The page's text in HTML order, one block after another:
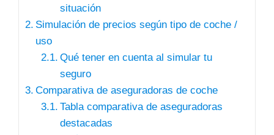
situación
Simulación de precios según tipo de coche /
uso
Qué tener en cuenta al simular tu
seguro
Comparativa de aseguradoras de coche
Tabla comparativa de aseguradoras
destacadas